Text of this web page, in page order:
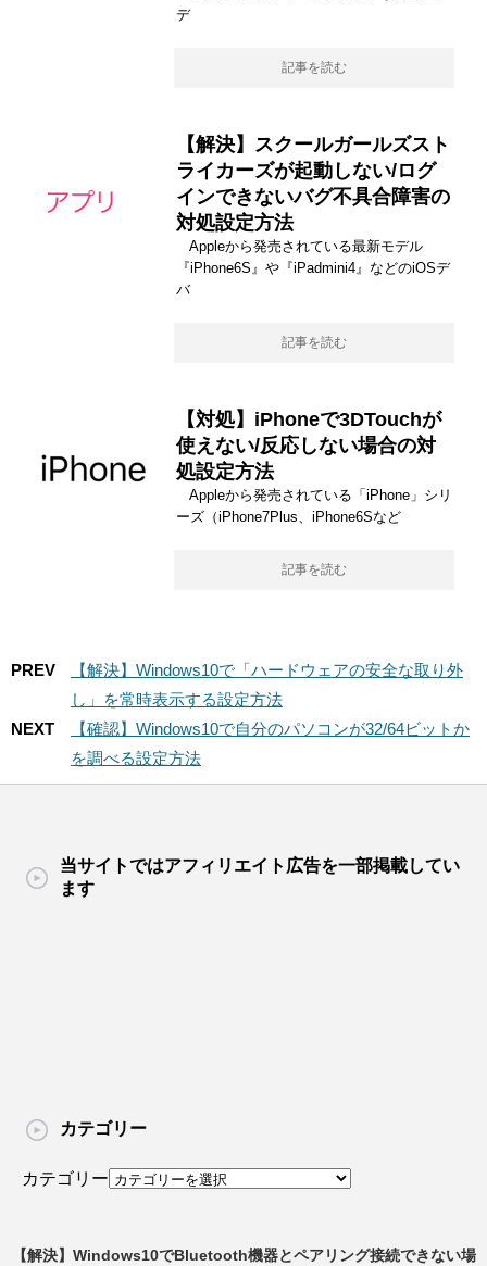
デ
記事を読む
【解決】スクールガールズスト
ライカーズが起動しない/ログ
インできないバグ不具合障害の
対処設定方法
Appleから発売されている最新モデル
『iPhone6S』や『iPadmini4』などのiOSデ
バ
記事を読む
【対処】iPhoneで3DTouchが
使えない/反応しない場合の対
処設定方法
Appleから発売されている「iPhone」シリ
ーズ（iPhone7Plus、iPhone6Sなど
記事を読む
PREV
【解決】Windows10で「ハードウェアの安全な取り外
し」を常時表示する設定方法
NEXT
【確認】Windows10で自分のパソコンが32/64ビットか
を調べる設定方法
当サイトではアフィリエイト広告を一部掲載してい
ます
カテゴリー
カテゴリー
【解決】Windows10でBluetooth機器とペアリング接続できない場